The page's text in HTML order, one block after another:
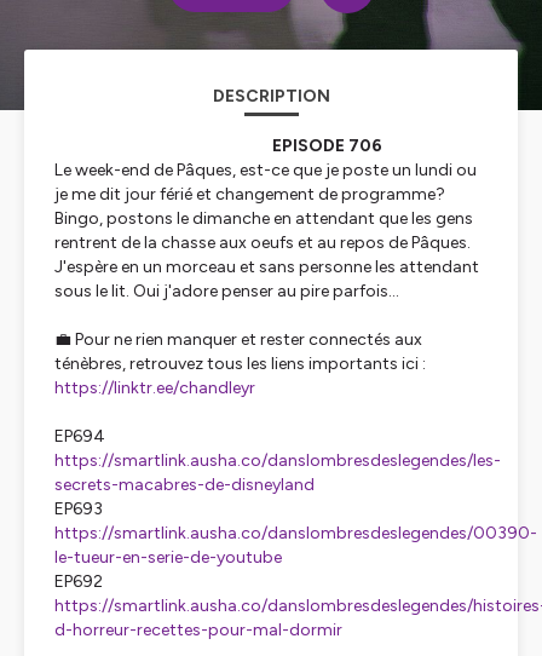
DESCRIPTION
EPISODE 706
Le week-end de Pâques, est-ce que je poste un lundi ou
je me dit jour férié et changement de programme?
Bingo, postons le dimanche en attendant que les gens
rentrent de la chasse aux oeufs et au repos de Pâques.
J'espère en un morceau et sans personne les attendant
sous le lit. Oui j'adore penser au pire parfois...
💼 Pour ne rien manquer et rester connectés aux
ténèbres, retrouvez tous les liens importants ici :
https://linktr.ee/chandleyr
EP694
https://smartlink.ausha.co/danslombresdeslegendes/les-
secrets-macabres-de-disneyland
EP693
https://smartlink.ausha.co/danslombresdeslegendes/00390-
le-tueur-en-serie-de-youtube
EP692
https://smartlink.ausha.co/danslombresdeslegendes/
d-horreur-recettes-pour-mal-dormir